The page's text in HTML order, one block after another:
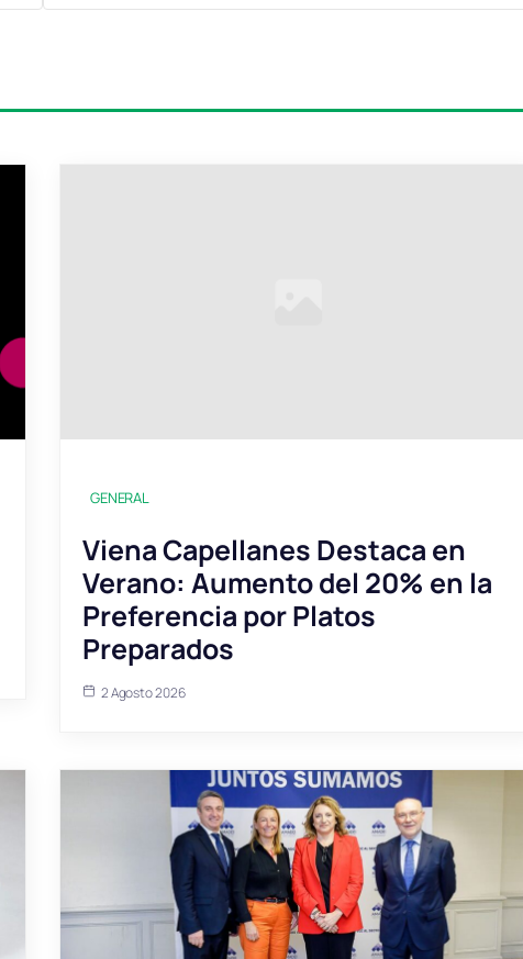
GENERAL
Viena Capellanes Destaca en
Verano: Aumento del 20% en la
Preferencia por Platos
Preparados
2 Agosto 2026